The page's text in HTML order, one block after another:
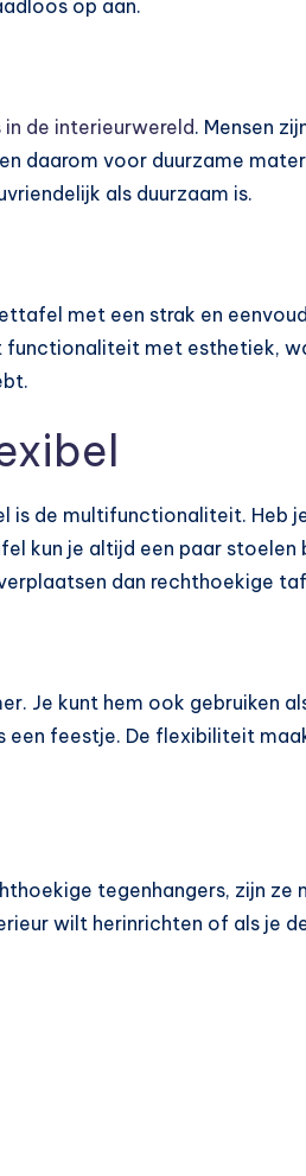
op aan.
in de interieurwereld. Mensen
daarom voor duurzame
als duurzaam is.
met een strak en
met esthetiek,
is de multifunctionaliteit. Heb
kun je altijd een paar stoelen
dan rechthoekige
Je kunt hem ook gebruiken
feestje. De flexibiliteit
tegenhangers, zijn ze
wilt herinrichten of als je